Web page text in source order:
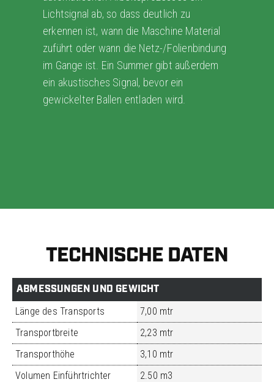
Lichtsignal ab, so dass deutlich zu
erkennen ist, wann die Maschine Material
zuführt oder wann die Netz-/Folienbindung
im Gange ist. Ein Summer gibt außerdem
ein akustisches Signal, bevor ein
gewickelter Ballen entladen wird.
TECHNISCHE DATEN
ABMESSUNGEN UND GEWICHT
Länge des Transports
7,00 mtr
Transportbreite
2,23 mtr
Transporthöhe
3,10 mtr
Volumen Einführtrichter
2.50 m3